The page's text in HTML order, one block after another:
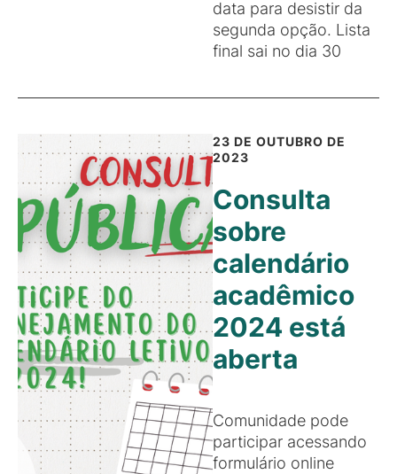
data para desistir da
segunda opção. Lista
final sai no dia 30
23 DE OUTUBRO DE
2023
Consulta
sobre
calendário
acadêmico
2024 está
aberta
Comunidade pode
participar acessando
formulário online